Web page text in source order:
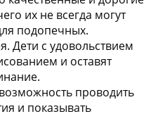
их не всегда могут
подопечных.
Дети с удовольствием
и оставят
проводить
и показывать